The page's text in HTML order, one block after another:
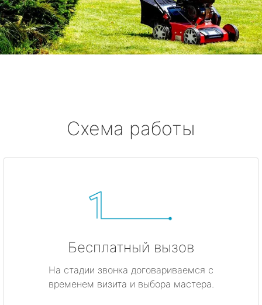
Схема работы
Бесплатный вызов
На стадии звонка договариваемся с
временем визита и выбора мастера.